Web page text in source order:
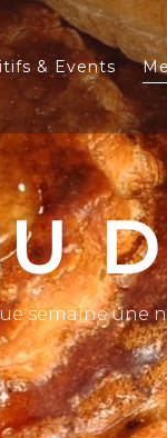
& Events
semaine une